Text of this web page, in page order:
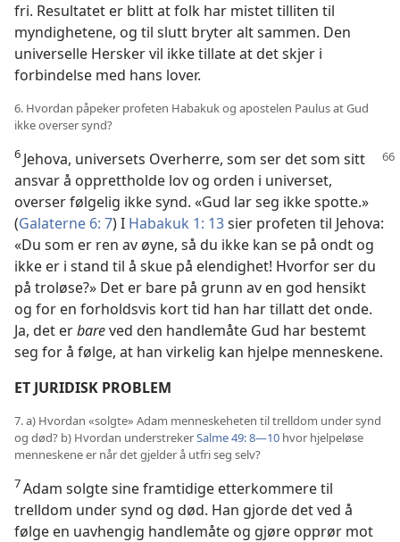
fri. Resultatet er blitt at folk har mistet tilliten til
myndighetene, og til slutt bryter alt sammen. Den
universelle Hersker vil ikke tillate at det skjer i
forbindelse med hans lover.
6. Hvordan påpeker profeten Habakuk og apostelen Paulus at Gud
ikke overser synd?
6 Jehova, universets Overherre, som ser det som sitt
ansvar å opprettholde lov og orden i universet,
overser følgelig ikke synd. «Gud lar seg ikke spotte.»
(Galaterne 6: 7) I Habakuk 1: 13sier profeten til Jehova:
«Du som er ren av øyne, så du ikke kan se på ondt og
ikke er i stand til å skue på elendighet! Hvorfor ser du
på troløse?» Det er bare på grunn av en god hensikt
og for en forholdsvis kort tid han har tillatt det onde.
Ja, det erbareved den handlemåte Gud har bestemt
seg for å følge, at han virkelig kan hjelpe menneskene.
ET JURIDISK PROBLEM
7. a) Hvordan «solgte» Adam menneskeheten til trelldom under synd
og død? b) Hvordan understrekerSalme 49: 8—10 hvor hjelpeløse
menneskene er når det gjelder å utfri seg selv?
7Adam solgte sine framtidige etterkommere til
trelldom under synd og død. Han gjorde det ved å
følge en uavhengig handlemåte og gjøre opprør mot